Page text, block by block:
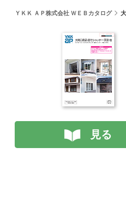
ＹＫＫ ＡＰ株式会社 ＷＥＢカタログ
見る